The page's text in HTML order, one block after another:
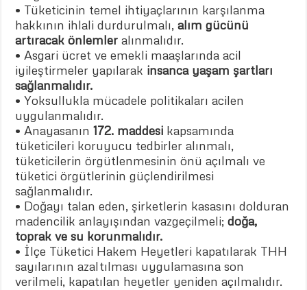
• Tüketicinin temel ihtiyaçlarının karşılanma
hakkının ihlali durdurulmalı,alım gücünü
artıracak önlemler alınmalıdır.
• Asgari ücret ve emekli maaşlarında acil
iyileştirmeler yapılarak insanca yaşam şartları
sağlanmalıdır.
• Yoksullukla mücadele politikaları acilen
uygulanmalıdır.
• Anayasanın172. maddesi kapsamında
tüketicileri koruyucu tedbirler alınmalı,
tüketicilerin örgütlenmesinin önü açılmalı ve
tüketici örgütlerinin güçlendirilmesi
sağlanmalıdır.
• Doğayı talan eden, şirketlerin kasasını dolduran
madencilik anlayışından vazgeçilmeli;doğa,
toprak ve su korunmalıdır.
• İlçe Tüketici Hakem Heyetleri kapatılarak THH
sayılarının azaltılması uygulamasına son
verilmeli, kapatılan heyetler yeniden açılmalıdır.